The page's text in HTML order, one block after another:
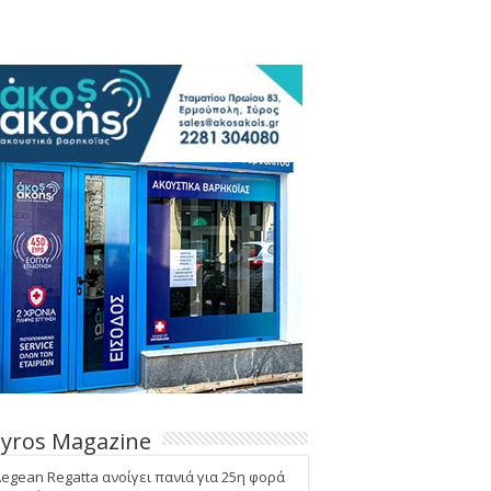
Magazine
Regatta ανοίγει πανιά για 25η φορά